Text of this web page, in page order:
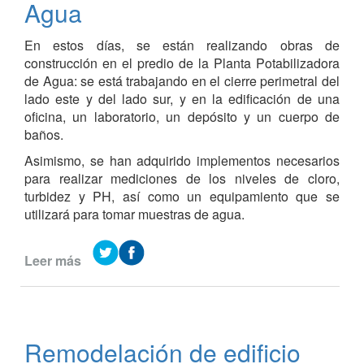
Agua
En estos días, se están realizando obras de
construcción en el predio de la Planta Potabilizadora
de Agua: se está trabajando en el cierre perimetral del
lado este y del lado sur, y en la edificación de una
oficina, un laboratorio, un depósito y un cuerpo de
baños.
Asimismo, se han adquirido implementos necesarios
para realizar mediciones de los niveles de cloro,
turbidez y PH, así como un equipamiento que se
utilizará para tomar muestras de agua.
Leer más de
la
Remodelación de edificio